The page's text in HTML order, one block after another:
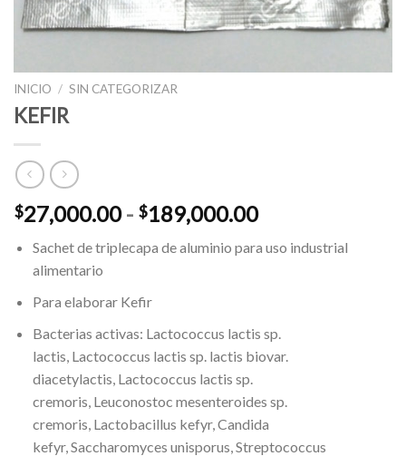
INICIO / SIN CATEGORIZAR
KEFIR
$27,000.00 - $189,000.00Rango
precios:
$189,000.00
Sachet de triplecapa de aluminio para uso industrial
alimentario
Para elaborar Kefir
Bacterias activas: Lactococcus lactis sp.
lactis, Lactococcus lactis sp. lactis biovar.
diacetylactis, Lactococcus lactis sp.
cremoris, Leuconostoc mesenteroides sp.
cremoris, Lactobacillus kefyr, Candida
kefyr, Saccharomyces unisporus, Streptococcus